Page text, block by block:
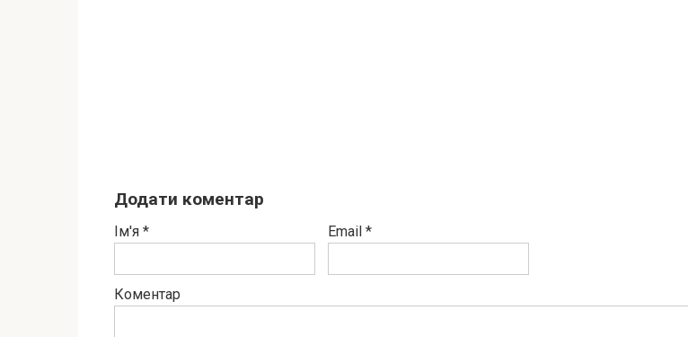
Додати коментар
Ім'я * Email *
Коментар